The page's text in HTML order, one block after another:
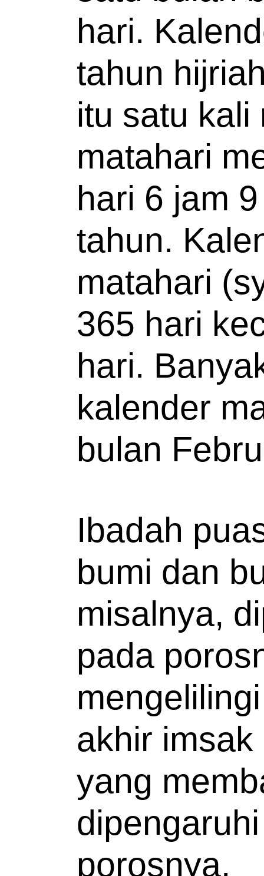
hari.
tahun
itu satu
matahari
hari 6 jam
tahun.
matahari
365 hari
hari.
kalender
bulan
Ibadah
bumi dan
misalnya,
pada
akhir
yang
porosnya.